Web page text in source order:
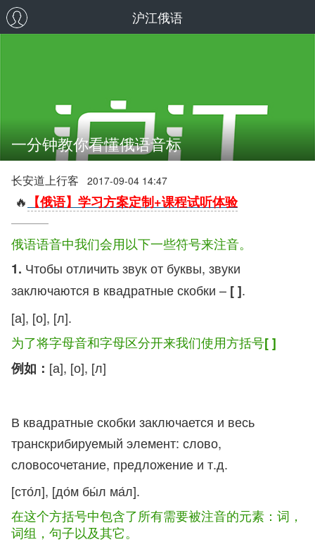
沪江俄语
一分钟教你看懂俄语音标
长安道上行客 2017-09-04 14:47
🔥 【俄语】学习方案定制+课程试听体验
俄语语音中我们会用以下一些符号来注音。
1. Чтобы отличить звук от буквы, звуки
заключаются в квадратные скобки – [ ].
[а], [о], [л].
为了将字母音和字母区分开来我们使用方括号[ ]
例如 ： [а], [о], [л]
В квадратные скобки заключается и весь
транскрибируемый элемент: слово,
словосочетание, предложение и т.д.
[сто́л], [до́м бы́л ма́л].
在这个方括号中包含了所有需要被注音的元素：词，
词组，句子以及其它。